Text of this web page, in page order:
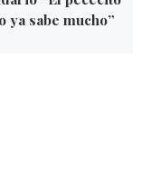
ya sabe mucho”